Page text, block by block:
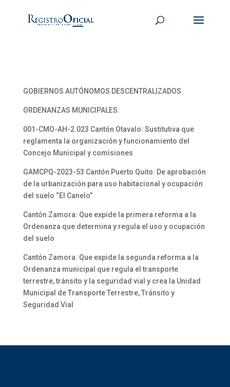
GOBIERNOS AUTÓNOMOS DESCENTRALIZADOS
ORDENANZAS MUNICIPALES:
001-CMO-AH-2.023 Cantón Otavalo: Sustitutiva que
reglamenta la organización y funcionamiento del
Concejo Municipal y comisiones
GAMCPQ-2023-53 Cantón Puerto Quito: De aprobación
de la urbanización para uso habitacional y ocupación
del suelo “El Canelo”
Cantón Zamora: Que expide la primera reforma a la
Ordenanza que determina y regula el uso y ocupación
del suelo
Cantón Zamora: Que expide la segunda reforma a la
Ordenanza municipal que regula el transporte
terrestre, tránsito y la seguridad vial y crea la Unidad
Municipal de Transporte Terrestre, Tránsito y
Seguridad Vial